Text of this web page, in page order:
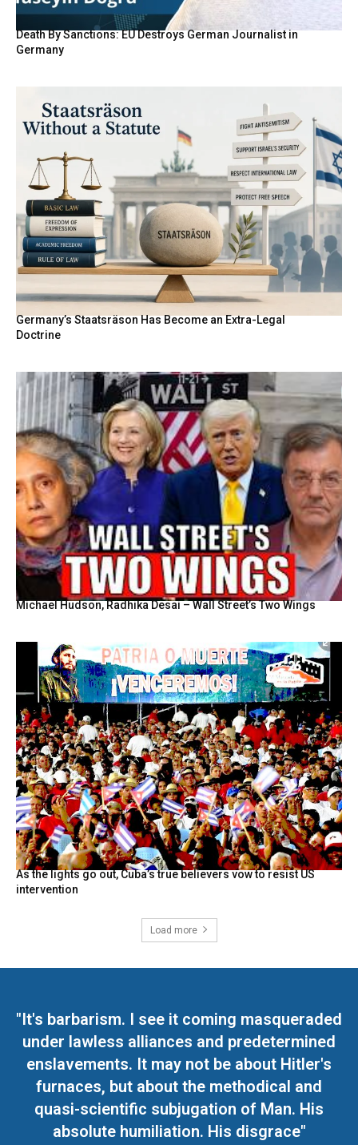
Death By Sanctions: EU Destroys German Journalist in
Germany
Germany’s Staatsräson Has Become an Extra-Legal
Doctrine
Michael Hudson, Radhika Desai – Wall Street’s Two Wings
As the lights go out, Cuba’s true believers vow to resist US
intervention
Load more
"It's barbarism. I see it coming masqueraded
under lawless alliances and predetermined
enslavements. It may not be about Hitler's
furnaces, but about the methodical and
quasi-scientific subjugation of Man. His
absolute humiliation. His disgrace"